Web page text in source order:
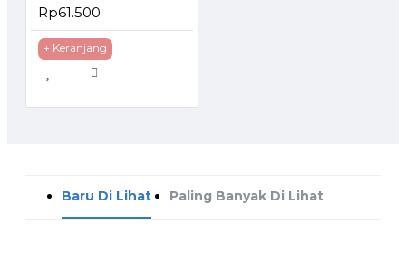
Rp61.500
+ Keranjang
Baru Di Lihat Paling Banyak Di Lihat